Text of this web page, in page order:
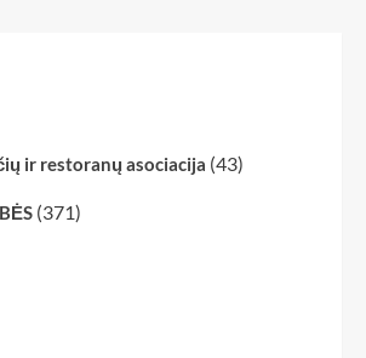
ir restoranų asociacija (43)
(371)